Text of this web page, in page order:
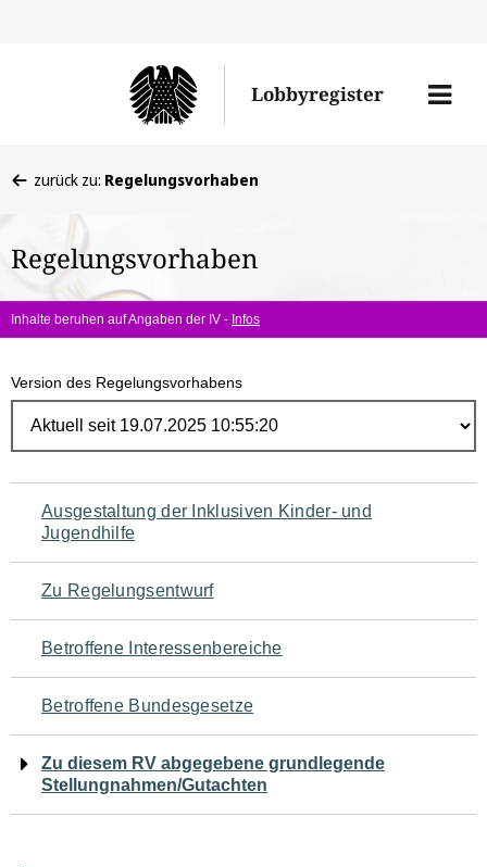
Lobbyregister
Menü
befinden
hier:
zurück zu: Regelungsvorhaben
Regelungsvorhaben
Inhalte beruhen auf Angaben der IV - Infos
Version des Regelungsvorhabens
Navigation
für
den
Seiteninhalt
Ausgestaltung der Inklusiven Kinder- und
Jugendhilfe
Zu Regelungsentwurf
Betroffene Interessenbereiche
Betroffene Bundesgesetze
Zu diesem RV abgegebene grundlegende
Stellungnahmen/Gutachten